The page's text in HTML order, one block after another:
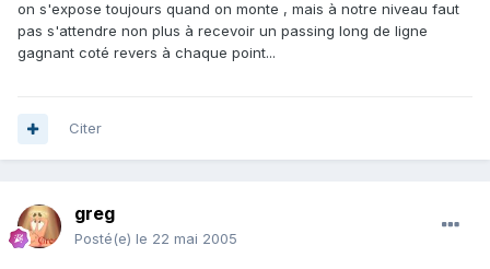
on s'expose toujours quand on monte , mais à notre niveau faut
pas s'attendre non plus à recevoir un passing long de ligne
gagnant coté revers à chaque point...
Citer
greg
Posté(e) le 22 mai 2005